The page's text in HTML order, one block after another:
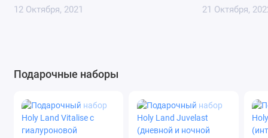
12 Октября, 2021 21 Октября,
Подарочные наборы